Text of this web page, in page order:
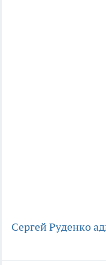
Сергей Руденко